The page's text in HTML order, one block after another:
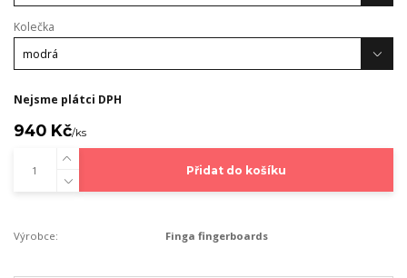
Kolečka
Nejsme plátci DPH
940 Kč/ks
Přidat do košíku
Výrobce: Finga fingerboards